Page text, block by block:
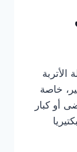
خاصة
أو كبار